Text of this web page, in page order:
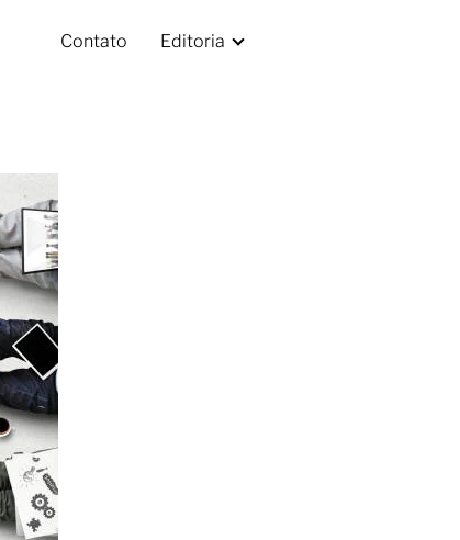
Contato Editoria